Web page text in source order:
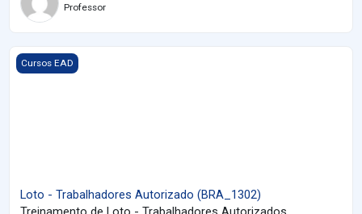
Professor
Imagem do curso Loto - Trabalhadores Autorizado (BRA_1302)
Cursos EAD
Loto - Trabalhadores Autorizado (BRA_1302)